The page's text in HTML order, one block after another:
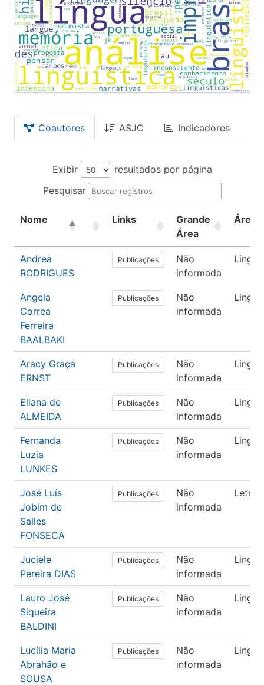
Coautores ASJC Indicadores
Exibir
resultados por página
Pesquisar
Nome Links
Grande
Área
Área
Andrea
RODRIGUES
Publicações
Não
informada
Angela
Correa
Ferreira
BAALBAKI
Publicações
Não
informada
Aracy Graça
ERNST
Publicações
Não
informada
Eliana de
ALMEIDA
Publicações
Não
informada
Fernanda
Luzia
LUNKES
Publicações
Não
informada
José Luís
Jobim de
Salles
FONSECA
Publicações
Não
informada
Letras
Juciele
Pereira DIAS
Publicações
Não
informada
Lauro José
Siqueira
BALDINI
Publicações
Não
informada
Lucília Maria
Abrahão e
SOUSA
Publicações
Não
informada